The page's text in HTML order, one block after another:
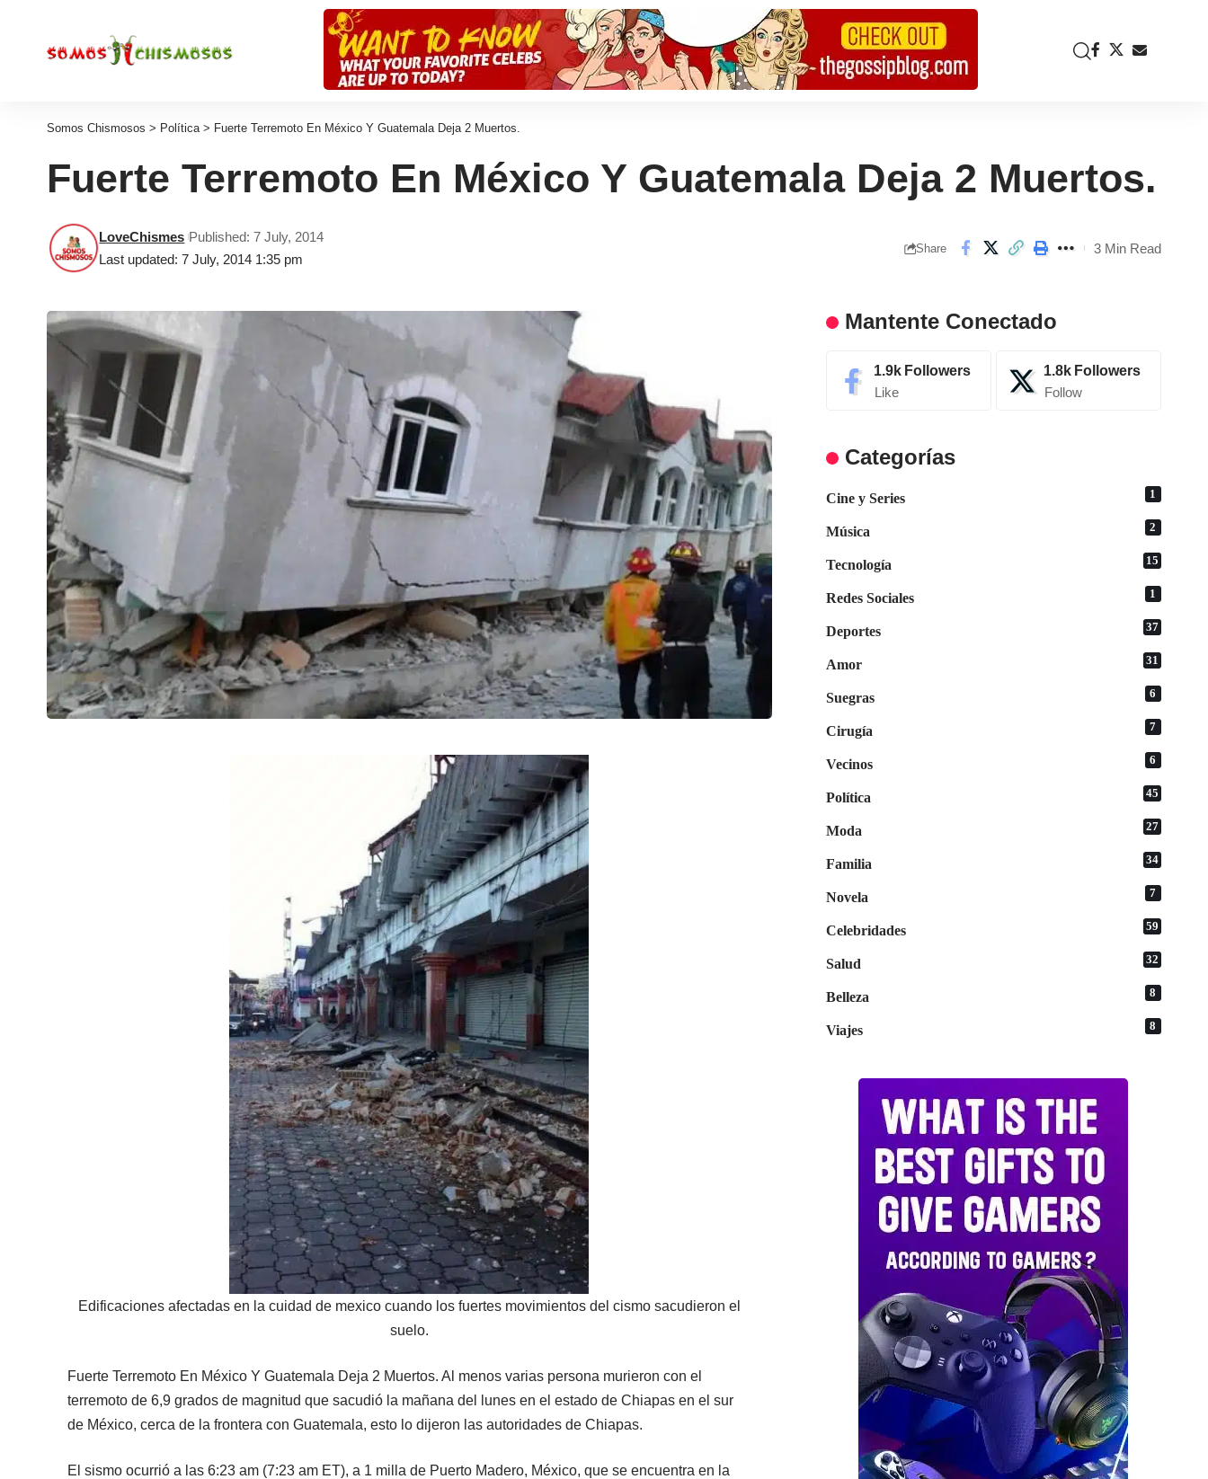
Somos Chismosos > Política> Fuerte Terremoto En México Y Guatemala Deja 2 Muertos.
Fuerte Terremoto En México Y Guatemala Deja 2 Muertos.
Last updated: 7 July, 2014 1:35 pm
LoveChismes Published: 7 July, 2014
Share 3 Min Read
Edificaciones afectadas en la cuidad de mexico cuando los fuertes movimientos del cismo sacudieron el
suelo.
Fuerte Terremoto En México Y Guatemala Deja 2 Muertos. Al menos varias persona murieron con el
terremoto de 6,9 grados de magnitud que sacudió la mañana del lunes en el estado de Chiapas en el sur
de México, cerca de la frontera con Guatemala, esto lo dijeron las autoridades de Chiapas.
El sismo ocurrió a las 6:23 am (7:23 am ET), a 1 milla de Puerto Madero, México, que se encuentra en la
Mantente Conectado
1.9k Followers
Like
1.8k Followers
Follow
Categorías
Cine y Series 1
Música 2
Tecnología 15
Redes Sociales 1
Deportes 37
Amor 31
Suegras 6
Cirugía 7
Vecinos 6
Política 45
Moda 27
Familia 34
Novela 7
Celebridades 59
Salud 32
Belleza 8
Viajes 8